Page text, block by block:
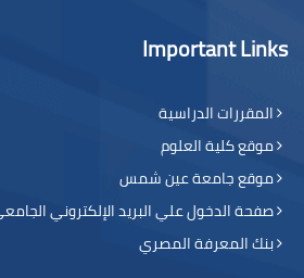
Important Links
المقررات الدراسية
موقع كلية العلوم
موقع جامعة عين شمس
صفحة الدخول علي البريد الإلكتروني
بنك المعرفة المصري